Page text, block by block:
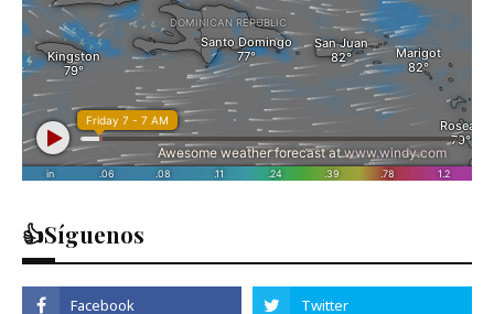
👍Síguenos